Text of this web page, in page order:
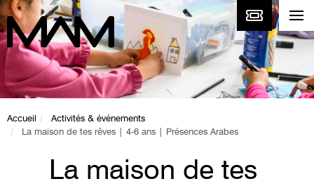
Accueil
Activités & événements
La maison de tes rêves | 4-6 ans | Présences Arabes
La maison de tes